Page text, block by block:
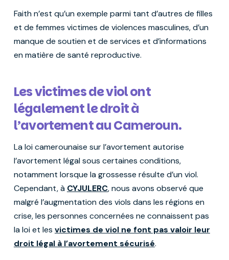
Faith n’est qu’un exemple parmi tant d’autres de filles
et de femmes victimes de violences masculines, d’un
manque de soutien et de services et d’informations
en matière de santé reproductive.
Les victimes de viol ont
légalement le droit à
l’avortement au Cameroun.
La loi camerounaise sur l’avortement autorise
l’avortement légal sous certaines conditions,
notamment lorsque la grossesse résulte d’un viol.
Cependant, à CYJULERC, nous avons observé que
malgré l’augmentation des viols dans les régions en
crise, les personnes concernées ne connaissent pas
la loi et les victimes de viol ne font pas valoir leur
droit légal à l’avortement sécurisé.